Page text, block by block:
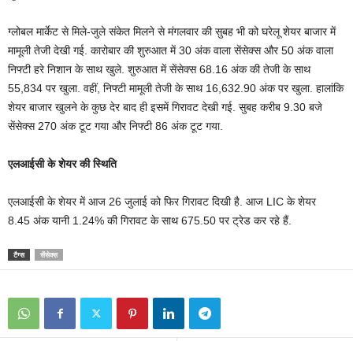
ग्लोबल मार्केट से मिले-जुले संकेत म‍िलने से मंगलवार की सुबह भी को घरेलू शेयर बाजार में
मामूली तेजी देखी गई. कारोबार की शुरुआत में 30 अंक वाला सेंसेक्‍स और 50 अंक वाला
न‍िफ्टी हरे न‍िशान के साथ खुले. शुरुआत में सेंसेक्‍स 68.16 अंक की तेजी के साथ
55,834 पर खुला. वहीं, न‍िफ्टी मामूली तेजी के साथ 16,632.90 अंक पर खुला. हालांक‍ि
शेयर बाजार खुलने के कुछ देर बाद ही इसमें ग‍िरावट देखी गई. सुबह करीब 9.30 बजे
सेंसेक्‍स 270 अंक टूट गया और न‍िफ्टी 86 अंक टूट गया.
एलआईसी के शेयर की स्थिति
एलआईसी के शेयर में आज 26 जुलाई को फिर गिरावट दिखी है. आज LIC के शेयर
8.45 अंक यानी 1.24% की गिरावट के साथ 675.50 पर ट्रेड कर रहे हैं.
टैग्स सेंसेक्स